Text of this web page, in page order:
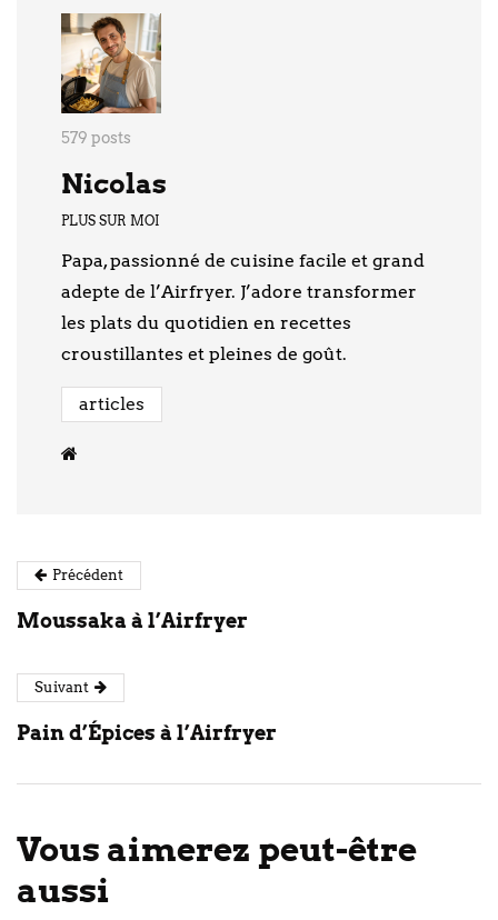
579 posts
Nicolas
PLUS SUR MOI
Papa, passionné de cuisine facile et grand
adepte de l’Airfryer. J’adore transformer
les plats du quotidien en recettes
croustillantes et pleines de goût.
articles
Précédent
Moussaka à l’Airfryer
Suivant
Pain d’Épices à l’Airfryer
Vous aimerez peut-être
aussi